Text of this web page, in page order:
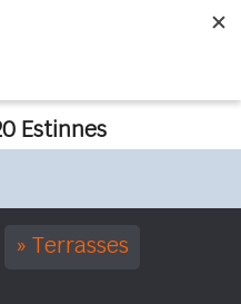
Estinnes
Terrasses